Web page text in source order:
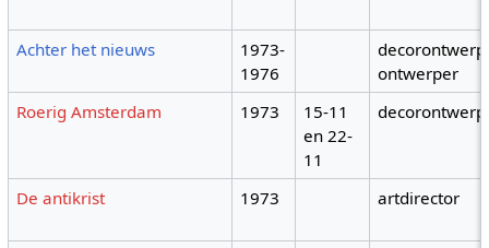
Achter het nieuws
1973-
1976
ontwerper
Roerig Amsterdam
1973
15-11
en 22-
11
De antikrist 1973 artdirector